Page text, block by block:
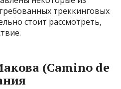
треккинговых
стоит рассмотреть,
(Camino de